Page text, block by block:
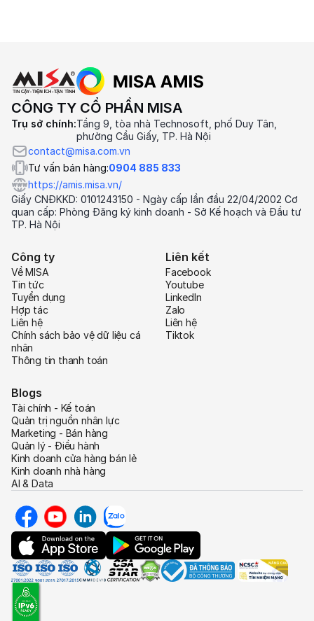
CÔNG TY CỔ PHẦN MISA
Trụ sở chính:Tầng 9, tòa nhà Technosoft, phố Duy Tân,
phường Cầu Giấy, TP. Hà Nội
contact@misa.com.vn
Tư vấn bán hàng:0904 885 833
https://amis.misa.vn/
Giấy CNĐKKD: 0101243150 - Ngày cấp lần đầu 22/04/2002 Cơ
quan cấp: Phòng Đăng ký kinh doanh - Sở Kế hoạch và Đầu tư
TP. Hà Nội
Công ty
Về MISA
Tin tức
Tuyển dụng
Hợp tác
Liên hệ
Chính sách bảo vệ dữ liệu cá
nhân
Thông tin thanh toán
Liên kết
Facebook
Youtube
LinkedIn
Zalo
Liên hệ
Tiktok
Blogs
Tài chính - Kế toán
Quản trị nguồn nhân lực
Marketing - Bán hàng
Quản lý - Điều hành
Kinh doanh cửa hàng bán lẻ
Kinh doanh nhà hàng
AI & Data